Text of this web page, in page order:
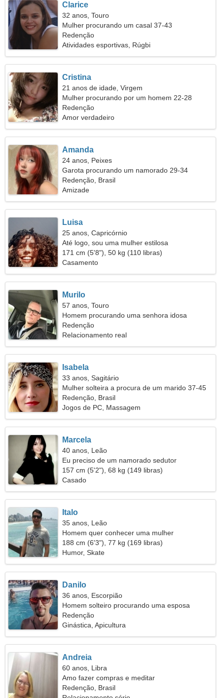
Clarice
32 anos, Touro
Mulher procurando um casal 37-43
Redenção
Atividades esportivas, Rúgbi
Cristina
21 anos de idade, Virgem
Mulher procurando por um homem 22-28
Redenção
Amor verdadeiro
Amanda
24 anos, Peixes
Garota procurando um namorado 29-34
Redenção, Brasil
Amizade
Luisa
25 anos, Capricórnio
Até logo, sou uma mulher estilosa
171 cm (5'8"), 50 kg (110 libras)
Casamento
Murilo
57 anos, Touro
Homem procurando uma senhora idosa
Redenção
Relacionamento real
Isabela
33 anos, Sagitário
Mulher solteira a procura de um marido 37-45
Redenção, Brasil
Jogos de PC, Massagem
Marcela
40 anos, Leão
Eu preciso de um namorado sedutor
157 cm (5'2"), 68 kg (149 libras)
Casado
Italo
35 anos, Leão
Homem quer conhecer uma mulher
188 cm (6'3"), 77 kg (169 libras)
Humor, Skate
Danilo
36 anos, Escorpião
Homem solteiro procurando uma esposa
Redenção
Ginástica, Apicultura
Andreia
60 anos, Libra
Amo fazer compras e meditar
Redenção, Brasil